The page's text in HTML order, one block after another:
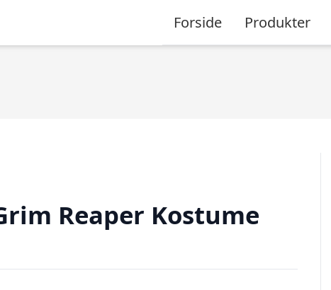
Forside Produkter
Reaper Kostume